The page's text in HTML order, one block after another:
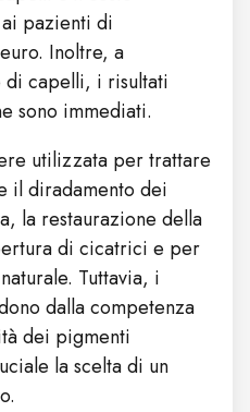
pazienti di
Inoltre, a
capelli, i risultati
sono immediati.
utilizzata per trattare
il diradamento dei
la restaurazione della
di cicatrici e per
Tuttavia, i
dalla competenza
dei pigmenti
la scelta di un